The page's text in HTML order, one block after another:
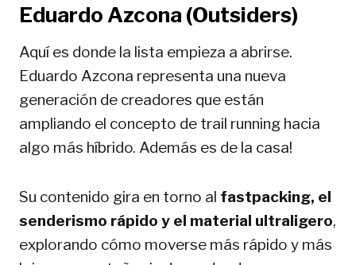
Eduardo Azcona (Outsiders)
Aquí es donde la lista empieza a abrirse.
Eduardo Azcona representa una nueva
generación de creadores que están
ampliando el concepto de trail running hacia
algo más híbrido. Además es de la casa!
Su contenido gira en torno al fastpacking, el
senderismo rápido y el material ultraligero,
explorando cómo moverse más rápido y más